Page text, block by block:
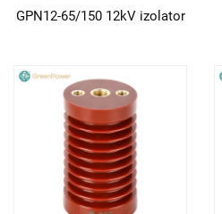
GPN12-65/150 12kV izolator